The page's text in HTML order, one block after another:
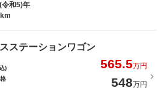
和5)年
ステーションワゴン
)
565.5万円
548万円